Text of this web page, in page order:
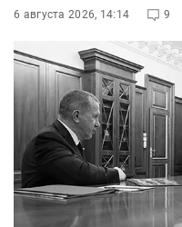
6 августа 2026, 14:14 9